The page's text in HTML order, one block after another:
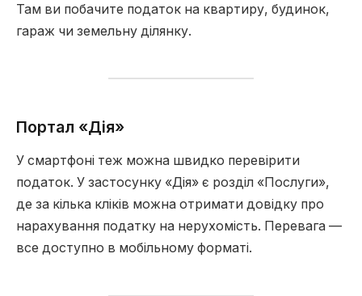
Там ви побачите податок на квартиру, будинок,
гараж чи земельну ділянку.
Портал «Дія»
У смартфоні теж можна швидко перевірити
податок. У застосунку «Дія» є розділ «Послуги»,
де за кілька кліків можна отримати довідку про
нарахування податку на нерухомість. Перевага —
все доступно в мобільному форматі.